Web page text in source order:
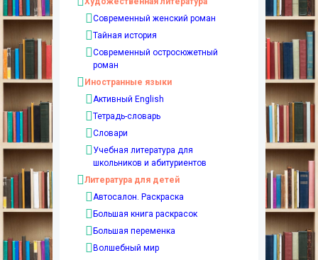
Современный женский роман
Тайная история
Современный остросюжетный
роман
Иностранные языки
Активный English
Тетрадь-словарь
Словари
Учебная литература для
школьников и абитуриентов
Литература для детей
Автосалон. Раскраска
Большая книга раскрасок
Большая переменка
Волшебный мир